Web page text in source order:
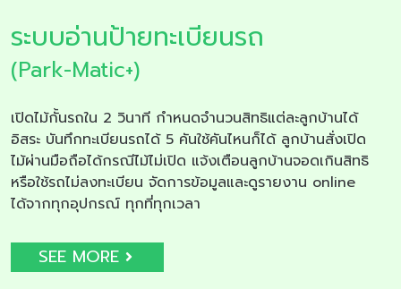
ระบบอ่านป้ายทะเบียนรถ
(Park-Matic+)
เปิดไม้กั้นรถใน 2 วินาที กำหนดจำนวนสิทธิแต่ละลูกบ้านได้
อิสระ บันทึกทะเบียนรถได้ 5 คันใช้คันไหนก็ได้ ลูกบ้านสั่งเปิด
ไม้ผ่านมือถือได้กรณีไม้ไม่เปิด แจ้งเตือนลูกบ้านจอดเกินสิทธิ
หรือใช้รถไม่ลงทะเบียน จัดการข้อมูลและดูรายงาน online
ได้จากทุกอุปกรณ์ ทุกที่ทุกเวลา
SEE MORE